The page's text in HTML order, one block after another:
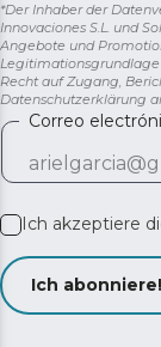
*Der Inhaber der
Innovaciones S.L. und
Angebote und
Legitimationsgrundlage
Recht auf Zugang,
Datenschutzerklärung
Correo
Ich akzeptiere
Ich abonniere!